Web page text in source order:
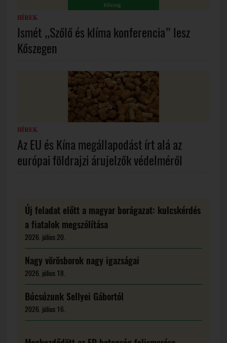
HÍREK
Ismét „Szőlő és klíma konferencia” lesz
Kőszegen
HÍREK
Az EU és Kína megállapodást írt alá az
európai földrajzi árujelzők védelméről
Új feladat előtt a magyar borágazat: kulcskérdés
a fiatalok megszólítása
2026. július 20.
Nagy vörösborok nagy igazságai
2026. július 18.
Búcsúzunk Sellyei Gábortól
2026. július 16.